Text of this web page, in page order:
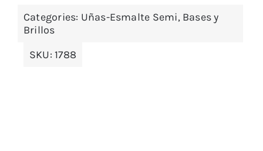
Categories: Uñas-Esmalte Semi, Bases y
Brillos
SKU:1788